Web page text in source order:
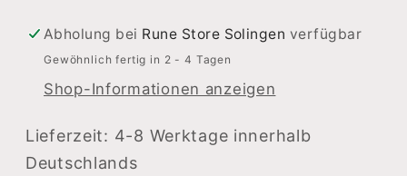
Man
-
Roman
Man
-
Roman
Abholung bei Rune Store Solingen verfügbar
Gewöhnlich fertig in 2 - 4 Tagen
Shop-Informationen anzeigen
Lieferzeit: 4-8 Werktage innerhalb
Deutschlands